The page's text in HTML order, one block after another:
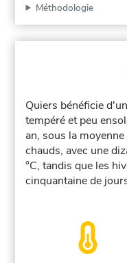
Méthodologie
Quiers bénéficie
tempéré et peu
an, sous la
chauds, avec une
°C, tandis que les
cinquantaine de